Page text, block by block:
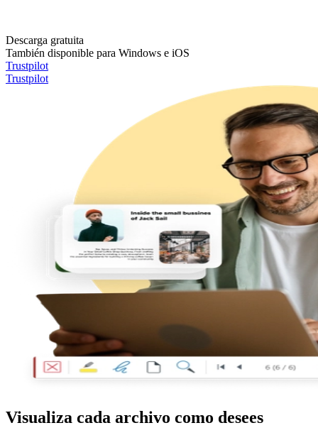
Descarga gratuita
También disponible para Windows e iOS
Trustpilot
Trustpilot
Visualiza cada archivo como desees